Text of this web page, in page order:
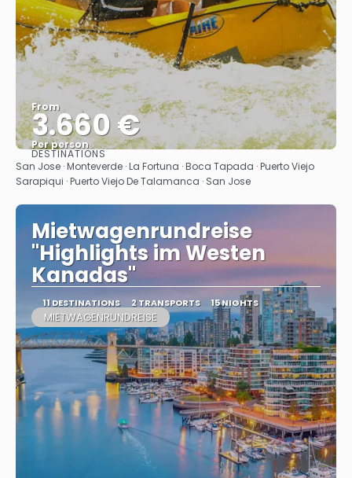
From
3.660 €
Per person
See
DESTINATIONS
San Jose · Monteverde · La Fortuna · Boca Tapada · Puerto Viejo
Sarapiqui · Puerto Viejo De Talamanca · San Jose
Mietwagenrundreise
"Highlights im Westen
Kanadas"
11 DESTINATIONS 2 TRANSPORTS 15 NIGHTS
MIETWAGENRUNDREISE